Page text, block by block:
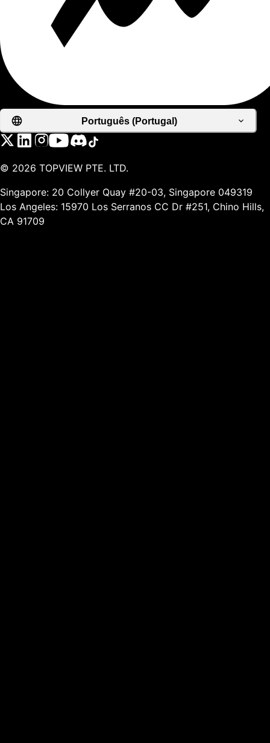
Português (Portugal)
© 2026 TOPVIEW PTE. LTD.
Singapore: 20 Collyer Quay #20-03, Singapore 049319
Los Angeles: 15970 Los Serranos CC Dr #251, Chino Hills,
CA 91709